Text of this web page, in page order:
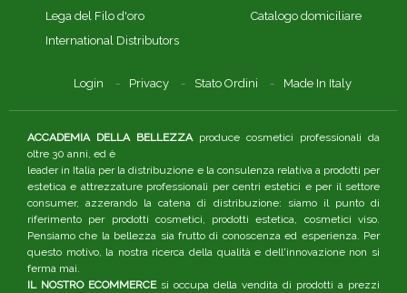
Lega del Filo d'oro
International Distributors
Catalogo domiciliare
Login Privacy Stato Ordini Made In Italy
ACCADEMIA DELLA BELLEZZAproduce cosmetici professionali da
oltre 30 anni, ed è
leader in Italia per la distribuzione e la consulenza relativa a prodotti per
estetica e attrezzature professionali per centri estetici e per il settore
consumer, azzerando la catena di distribuzione: siamo il punto di
riferimento per prodotti cosmetici, prodotti estetica, cosmetici viso.
Pensiamo che la bellezza sia frutto di conoscenza ed esperienza. Per
questo motivo, la nostra ricerca della qualità e dell'innovazione non si
ferma mai.
IL NOSTRO ECOMMERCEsi occupa della vendita di prodotti a prezzi